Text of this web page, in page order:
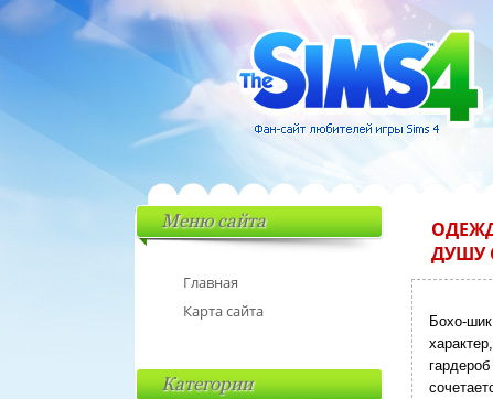
ДУШУ
Меню сайта
Главная
Карта сайта
Категории